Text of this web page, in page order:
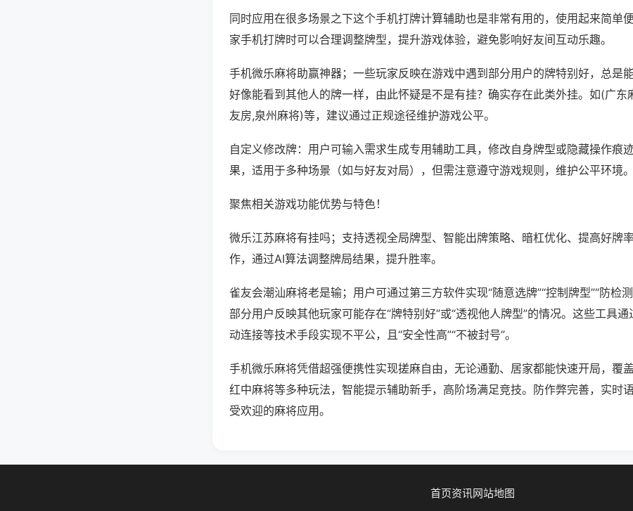
同时应用在很多场景之下这个手机打牌计算辅助也是非常有用的，使用起来简单
家手机打牌时可以合理调整牌型，提升游戏体验，避免影响好友间互动乐趣。
手机微乐麻将助赢神器；一些玩家反映在游戏中遇到部分用户的牌特别好，总是
好像能看到其他人的牌一样，由此怀疑是不是有挂？确实存在此类外挂。如(广东
友房,泉州麻将)等，建议通过正规途径维护游戏公平。
自定义修改牌：用户可输入需求生成专用辅助工具，修改自身牌型或隐藏操作痕
果，适用于多种场景（如与好友对局），但需注意遵守游戏规则，维护公平环境。
聚焦相关游戏功能优势与特色！
微乐江苏麻将有挂吗；支持透视全局牌型、智能出牌策略、暗杠优化、提高好牌
作，通过AI算法调整牌局结果，提升胜率。
雀友会潮汕麻将老是输；用户可通过第三方软件实现“随意选牌”“控制牌型”“防检测
部分用户反映其他玩家可能存在“牌特别好”或“透视他人牌型”的情况。这些工具通
动连接等技术手段实现不平公，且“安全性高”“不被封号”。
手机微乐麻将凭借超强便携性实现搓麻自由，无论通勤、居家都能快速开局，覆盖
红中麻将等多种玩法，智能提示辅助新手，高阶场满足竞技。防作弊完善，实时
受欢迎的麻将应用。
首页资讯网站地图